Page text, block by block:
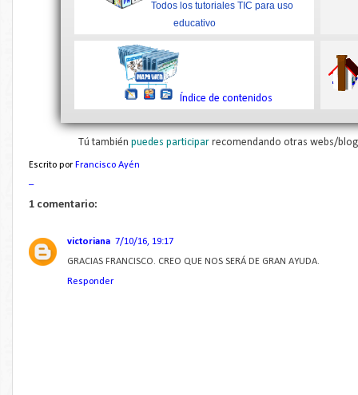
Todos los tutoriales TIC para uso
educativo
Índice de contenidos
Tú también puedes participarrecomendando otras webs/
Escrito por Francisco Ayén
1 comentario:
victoriana 7/10/16, 19:17
GRACIAS FRANCISCO. CREO QUE NOS SERÁ DE GRAN AYUDA.
Responder